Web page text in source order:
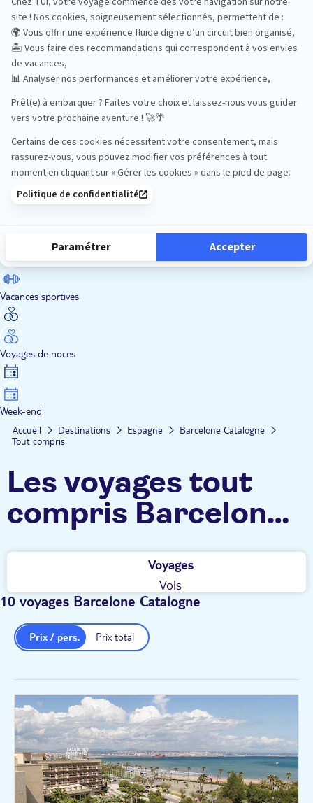
Road Trips
Safari
Sénior
Vacances sportives
Voyages de noces
Week-end
Accueil Destinations Espagne
Barcelone Catalogne
Tout compris
Les voyages tout
compris Barcelone
Catalogne TUI
Voyages
Vols
10 voyages Barcelone Catalogne
Prix total
Prix / pers.